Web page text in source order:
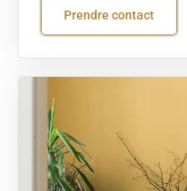
Prendre contact